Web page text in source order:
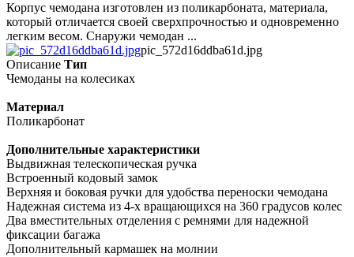
Корпус чемодана изготовлен из поликарбоната, материала,
который отличается своей сверхпрочностью и одновременно
легким весом. Снаружи чемодан ...
pic_572d16ddba61d.jpg
Описание Тип
Чемоданы на колесиках
Материал
Поликарбонат
Дополнительные характеристики
Выдвижная телескопическая ручка
Встроенный кодовый замок
Верхняя и боковая ручки для удобства переноски чемодана
Надежная система из 4-х вращающихся на 360 градусов колес
Два вместительных отделения с ремнями для надежной
фиксации багажа
Дополнительный кармашек на молнии